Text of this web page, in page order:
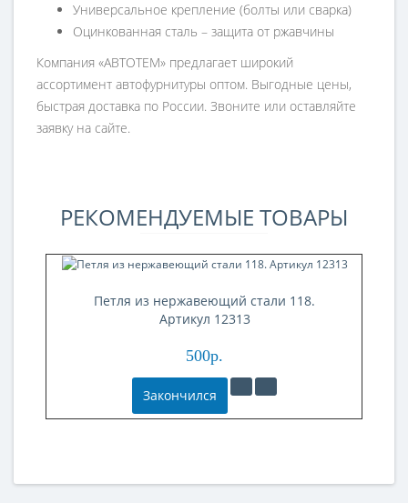
Универсальное крепление (болты или сварка)
Оцинкованная сталь – защита от ржавчины
Компания «АВТОТЕМ» предлагает широкий
ассортимент автофурнитуры оптом. Выгодные цены,
быстрая доставка по России. Звоните или оставляйте
заявку на сайте.
РЕКОМЕНДУЕМЫЕ ТОВАРЫ
Петля из нержавеющий стали 118.
Артикул 12313
500р.
Закончился